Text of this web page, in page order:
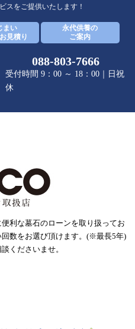
スをご提供いたします！
まい
見積り
永代供養の
ご案内
088-803-7666
受付時間 9：00 ～ 18：00｜日祝
休
利な墓石のローンを取り扱ってお
数をお選び頂けます。(※最長5年)
くださいませ。